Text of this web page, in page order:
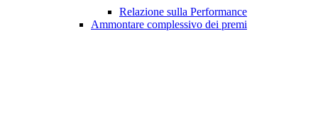
Relazione sulla Performance
Ammontare complessivo dei premi